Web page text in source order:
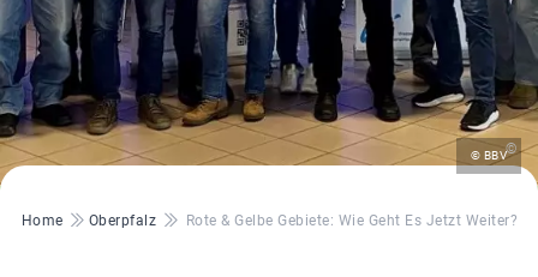
© BBV©
Pfadnavigation
Home Oberpfalz Rote & Gelbe Gebiete: Wie Geht Es Jetzt Weiter?